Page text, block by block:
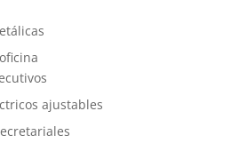
ajustables